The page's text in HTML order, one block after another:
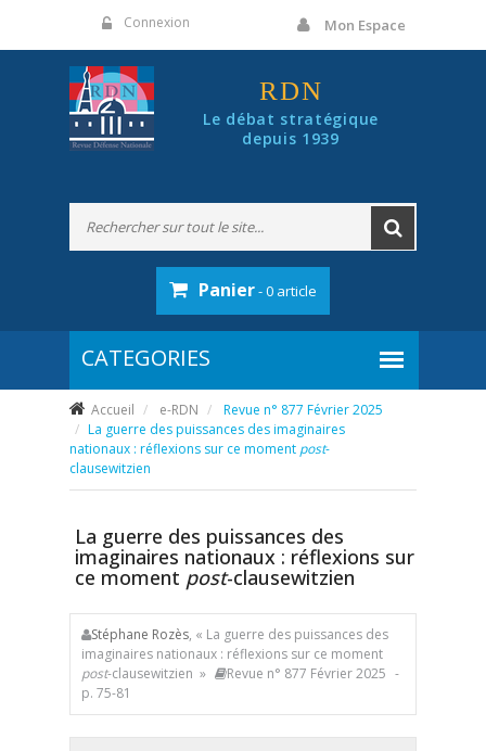
Connexion Mon Espace
RDN
Le débat stratégique
depuis 1939
Panier- 0 article
Accueil e-RDN
Revue n° 877 Février 2025
La guerre des puissances des imaginaires
nationaux : réflexions sur ce moment post-
clausewitzien
La guerre des puissances des
imaginaires nationaux : réflexions sur
ce moment post-clausewitzien
Stéphane Rozès, « La guerre des puissances des
imaginaires nationaux : réflexions sur ce moment
post-clausewitzien » Revue n° 877 Février 2025 -
p. 75-81